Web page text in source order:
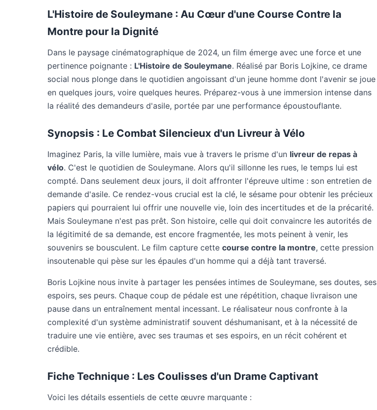
L'Histoire de Souleymane : Au Cœur d'une Course Contre la
Montre pour la Dignité
Dans le paysage cinématographique de 2024, un film émerge avec une force et une
pertinence poignante : L'Histoire de Souleymane. Réalisé par Boris Lojkine, ce drame
social nous plonge dans le quotidien angoissant d'un jeune homme dont l'avenir se joue
en quelques jours, voire quelques heures. Préparez-vous à une immersion intense dans
la réalité des demandeurs d'asile, portée par une performance époustouflante.
Synopsis : Le Combat Silencieux d'un Livreur à Vélo
Imaginez Paris, la ville lumière, mais vue à travers le prisme d'un livreur de repas à
vélo. C'est le quotidien de Souleymane. Alors qu'il sillonne les rues, le temps lui est
compté. Dans seulement deux jours, il doit affronter l'épreuve ultime : son entretien de
demande d'asile. Ce rendez-vous crucial est la clé, le sésame pour obtenir les précieux
papiers qui pourraient lui offrir une nouvelle vie, loin des incertitudes et de la précarité.
Mais Souleymane n'est pas prêt. Son histoire, celle qui doit convaincre les autorités de
la légitimité de sa demande, est encore fragmentée, les mots peinent à venir, les
souvenirs se bousculent. Le film capture cette course contre la montre, cette pression
insoutenable qui pèse sur les épaules d'un homme qui a déjà tant traversé.
Boris Lojkine nous invite à partager les pensées intimes de Souleymane, ses doutes, ses
espoirs, ses peurs. Chaque coup de pédale est une répétition, chaque livraison une
pause dans un entraînement mental incessant. Le réalisateur nous confronte à la
complexité d'un système administratif souvent déshumanisant, et à la nécessité de
traduire une vie entière, avec ses traumas et ses espoirs, en un récit cohérent et
crédible.
Fiche Technique : Les Coulisses d'un Drame Captivant
Voici les détails essentiels de cette œuvre marquante :